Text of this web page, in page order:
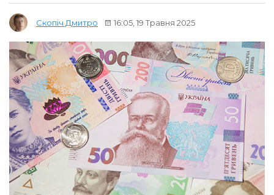
Скопіч Дмитро 16:05, 19 Травня 2025